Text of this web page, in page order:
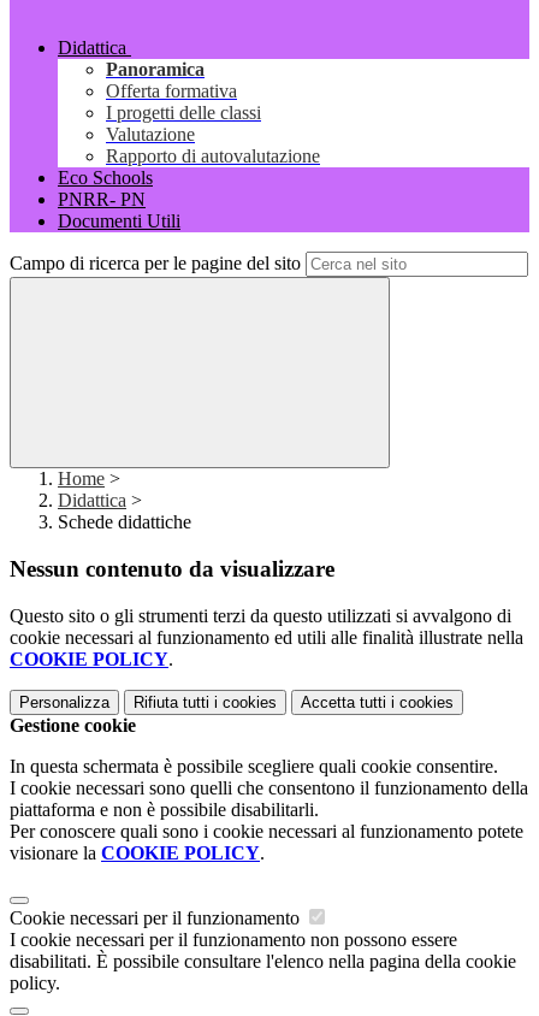
Didattica
Panoramica
Offerta formativa
I progetti delle classi
Valutazione
Rapporto di autovalutazione
Eco Schools
PNRR- PN
Documenti Utili
Campo di ricerca per le pagine del sito
Home >
Didattica >
Schede didattiche
Nessun contenuto da visualizzare
Questo sito o gli strumenti terzi da questo utilizzati si avvalgono di
cookie necessari al funzionamento ed utili alle finalità illustrate nella
COOKIE POLICY.
Personalizza Rifiuta tutti i cookies Accetta tutti i cookies
Gestione cookie
In questa schermata è possibile scegliere quali cookie consentire.
I cookie necessari sono quelli che consentono il funzionamento della
piattaforma e non è possibile disabilitarli.
Per conoscere quali sono i cookie necessari al funzionamento potete
visionare la COOKIE POLICY.
Cookie necessari per il funzionamento
I cookie necessari per il funzionamento non possono essere
disabilitati. È possibile consultare l'elenco nella pagina della cookie
policy.